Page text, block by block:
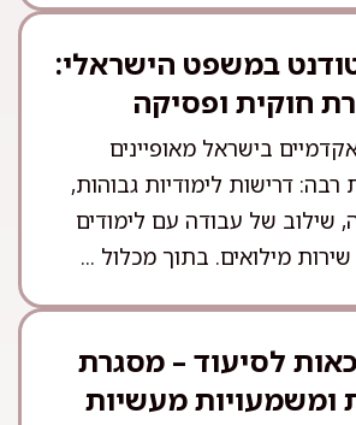
במשפט הישראלי:
חוקית ופסיקה
בישראל מאופיינים
רבה: דרישות לימודיות גבוהות,
שילוב של עבודה עם לימודים
מילואים. בתוך מכלול ...
לסיעוד – מסגרת
ומשמעויות מעשיות